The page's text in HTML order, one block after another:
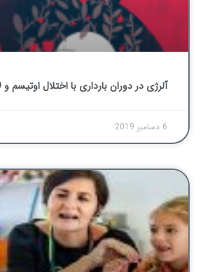
آلرژی در دوران بارداری با اختلال اوتیسم و ADHD مرتبط است.
6 دسامبر 2019